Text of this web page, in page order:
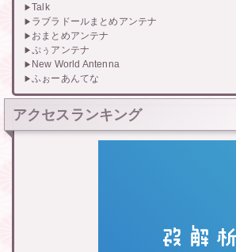
Talk
ラブラドールまとめアンテナ
おまとめアンテナ
ぷぅアンテナ
New World Antenna
ふぉーあんてな
アクセスランキング